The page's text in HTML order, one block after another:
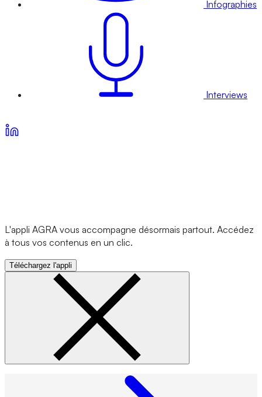
Infographies
Interviews
L'appli AGRA vous accompagne désormais partout. Accédez
à tous vos contenus en un clic.
Téléchargez l'appli